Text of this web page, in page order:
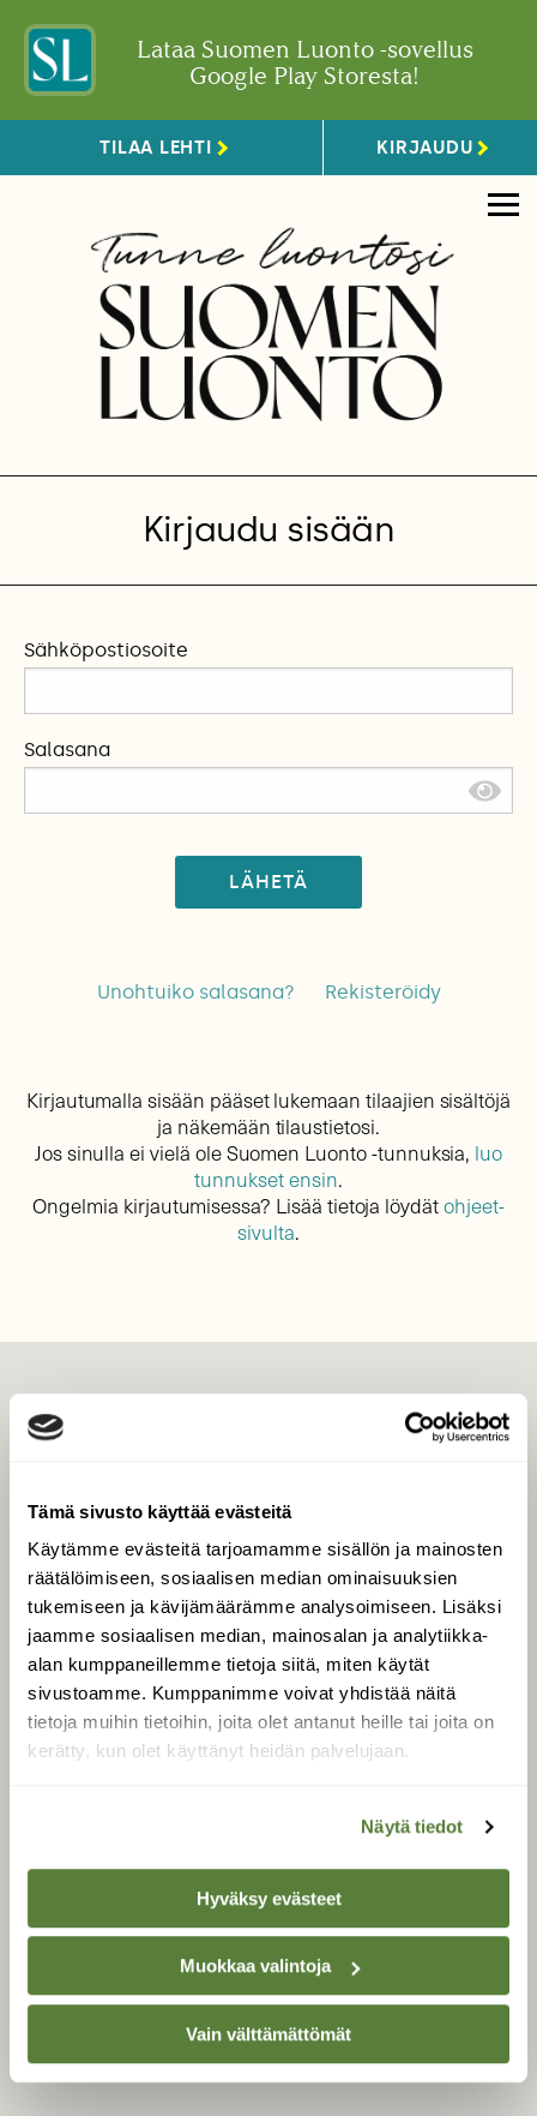
Tämä sivusto käyttää evästeitä
Käytämme evästeitä tarjoamamme sisällön ja mainosten
räätälöimiseen, sosiaalisen median ominaisuuksien
tukemiseen ja kävijämäärämme analysoimiseen. Lisäksi
jaamme sosiaalisen median, mainosalan ja analytiikka-
alan kumppaneillemme tietoja siitä, miten käytät
sivustoamme. Kumppanimme voivat yhdistää näitä
tietoja muihin tietoihin, joita olet antanut heille tai joita on
kerätty, kun olet käyttänyt heidän palvelujaan.
Näytä tiedot
Hyväksy evästeet
Muokkaa valintoja
Vain välttämättömät
Lataa Suomen Luonto -sovellus
Google Play Storesta!
TILAA LEHTI KIRJAUDU
Kirjaudu sisään
Sähköpostiosoite
Salasana
LÄHETÄ
Unohtuiko salasana? Rekisteröidy
Kirjautumalla sisään pääset lukemaan tilaajien sisältöjä
ja näkemään tilaustietosi.
Jos sinulla ei vielä ole Suomen Luonto -tunnuksia, luo
tunnukset ensin.
Ongelmia kirjautumisessa? Lisää tietoja löydätohjeet-
sivulta.
Tilaa digilukuoikeus
Äänestä parasta juttua
Tilaa uutiskirje
SUOMEN LUONNON­
SUOJELU­LIITTO
Suomen Luonto -lehden
luonnonsuojelu­liitto.